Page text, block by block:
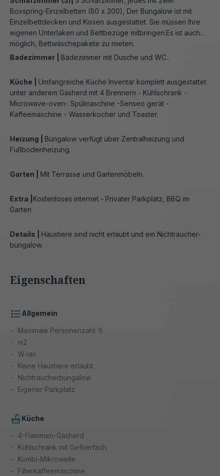
Boxspring-Einzelbetten (80 x 200), Der Bungalow ist mit
Einzelbettdecken und Kissen ausgestattet. Sie müssen Ihre
eigenen Unterlaken und Bettbezüge mitbringen.Es ist auch
möglich, Bettwäschepakete zu mieten.
Badezimmer | Badezimmer mit Dusche und WC..
Küche | Umfangreiche Küche Inventar komplett ausgestattet
unter anderem Gasherd mit 4 Brennern - Kühlschrank -
Microwave-oven- Spülmaschine -Senseo gerät -
Kaffeemaschine - Wasserkocher und Toaster.
Heizung | Bungalow verfügt über Zentralheizung und
Fußbodenheizung.
Garten | Mit Terrasse und Gartenmöbeln.
Extra | Kostenloses internet - Privater Parkplatz, BBQ im
Garten
Details | Haustiere sind nicht erlaubt und ein Nichtraucher-
bungalow.
Eigenschaften
Allgemein
Maximale Personenzahl: 6
m2
W-lan
Keine Haustiere erlaubt
Nichtraucherbungalow
Eigener Parkplatz
Küche
4-Flammen-Gasherd
Kühlschrank mit Gefrierfach
Kombi-Mikrowelle
Filterkaffeemaschine